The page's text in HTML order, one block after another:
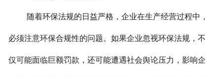
随着环保法规的日益严格，企业在生产经营过程中，
必须注意环保合规性的问题。如果企业忽视环保法规，不
仅可能面临巨额罚款，还可能遭遇社会舆论压力，影响企